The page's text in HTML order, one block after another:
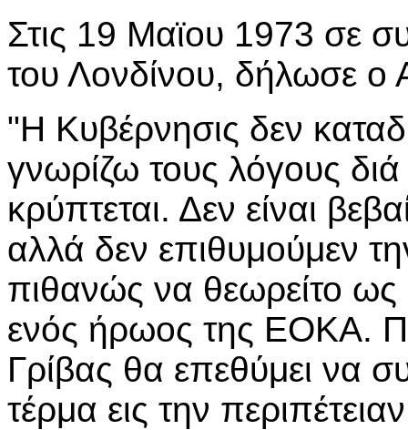
Στις 19 Μαϊου 1973 σε
του Λονδίνου, δήλωσε ο
"Η Κυβέρνησις δεν
γνωρίζω τους λόγους
κρύπτεται. Δεν είναι
αλλά δεν επιθυμούμεν
πιθανώς να θεωρείτο
ενός ήρωος της ΕΟΚΑ.
Γρίβας θα επεθύμει να
τέρμα εις την